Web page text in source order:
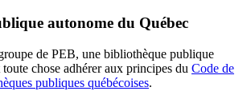
autonome du Québec
de PEB, une bibliothèque publique
chose adhérer aux principes du Code de
publiques québécoises.